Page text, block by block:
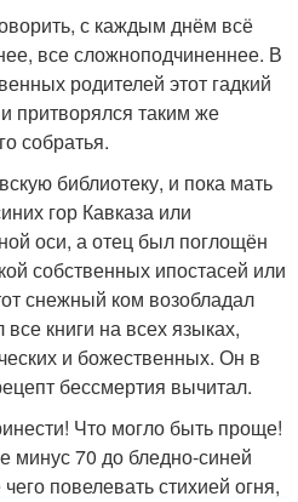
с каждым днём всё
все сложноподчиненнее. В
родителей этот гадкий
притворялся таким же
собратья.
библиотеку, и пока мать
гор Кавказа или
оси, а отец был поглощён
собственных ипостасей или
снежный ком возобладал
книги на всех языках,
и божественных. Он в
бессмертия вычитал.
Что могло быть проще!
минус 70 до бледно-синей
повелевать стихией огня,